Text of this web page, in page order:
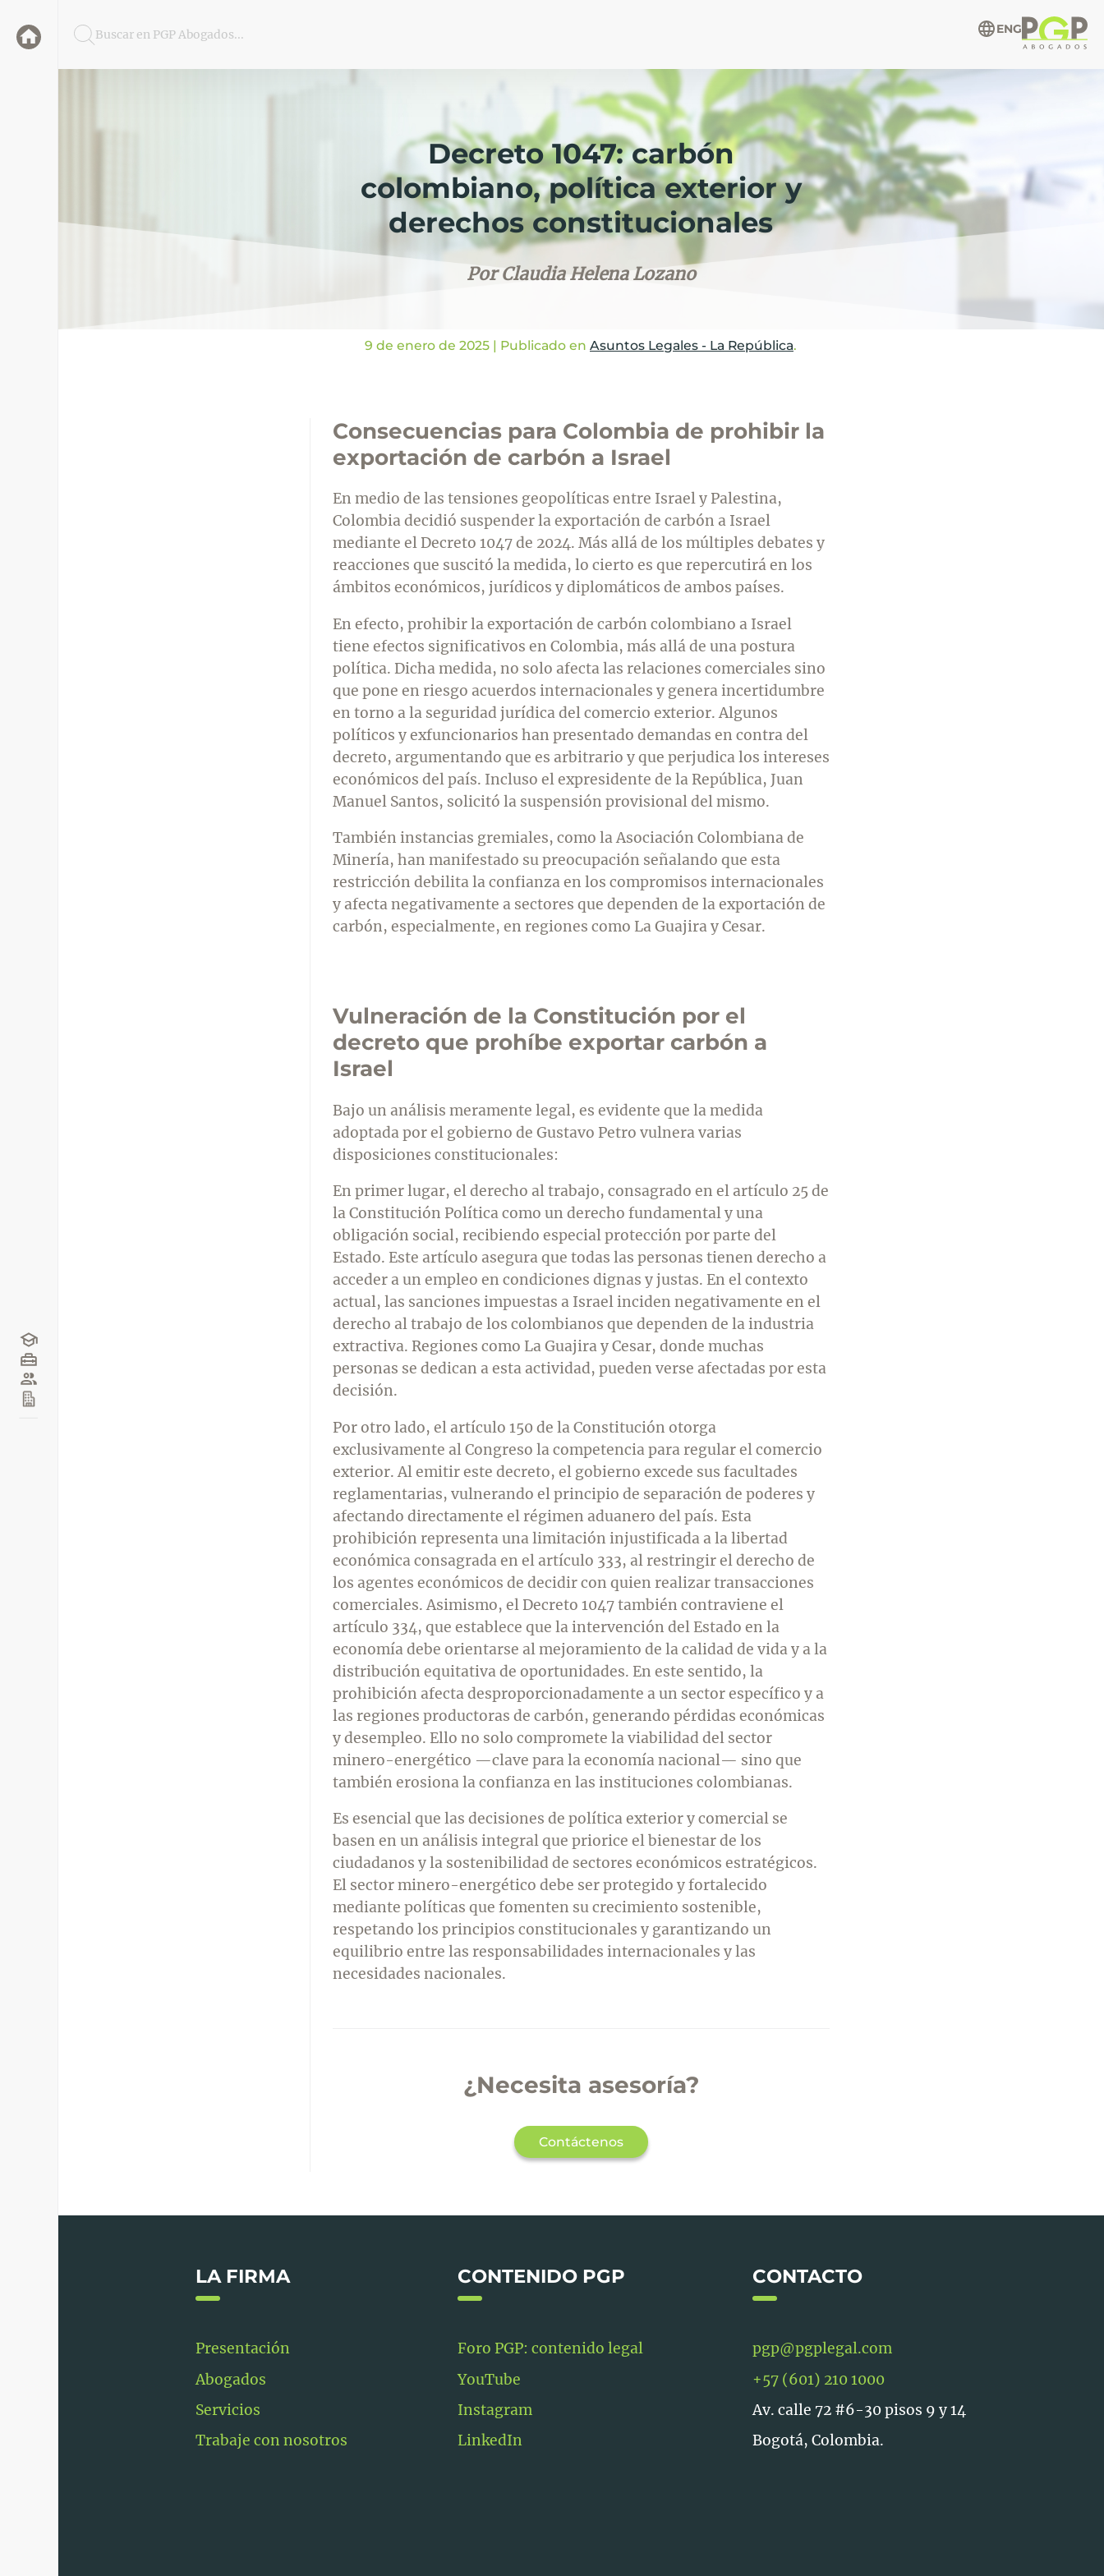
Buscar en PGP Abogados... ENG
Decreto 1047: carbón
colombiano, política exterior y
derechos constitucionales
Por Claudia Helena Lozano
9 de enero de 2025 | Publicado en Asuntos Legales - La República.
Consecuencias para Colombia de prohibir la
exportación de carbón a Israel
En medio de las tensiones geopolíticas entre Israel y Palestina,
Colombia decidió suspender la exportación de carbón a Israel
mediante el Decreto 1047 de 2024. Más allá de los múltiples debates y
reacciones que suscitó la medida, lo cierto es que repercutirá en los
ámbitos económicos, jurídicos y diplomáticos de ambos países.
En efecto, prohibir la exportación de carbón colombiano a Israel
tiene efectos significativos en Colombia, más allá de una postura
política. Dicha medida, no solo afecta las relaciones comerciales sino
que pone en riesgo acuerdos internacionales y genera incertidumbre
en torno a la seguridad jurídica del comercio exterior. Algunos
políticos y exfuncionarios han presentado demandas en contra del
decreto, argumentando que es arbitrario y que perjudica los intereses
económicos del país. Incluso el expresidente de la República, Juan
Manuel Santos, solicitó la suspensión provisional del mismo.
También instancias gremiales, como la Asociación Colombiana de
Minería, han manifestado su preocupación señalando que esta
restricción debilita la confianza en los compromisos internacionales
y afecta negativamente a sectores que dependen de la exportación de
carbón, especialmente, en regiones como La Guajira y Cesar.
Vulneración de la Constitución por el
decreto que prohíbe exportar carbón a
Israel
Bajo un análisis meramente legal, es evidente que la medida
adoptada por el gobierno de Gustavo Petro vulnera varias
disposiciones constitucionales:
En primer lugar, el derecho al trabajo, consagrado en el artículo 25 de
la Constitución Política como un derecho fundamental y una
obligación social, recibiendo especial protección por parte del
Estado. Este artículo asegura que todas las personas tienen derecho a
acceder a un empleo en condiciones dignas y justas. En el contexto
actual, las sanciones impuestas a Israel inciden negativamente en el
derecho al trabajo de los colombianos que dependen de la industria
extractiva. Regiones como La Guajira y Cesar, donde muchas
personas se dedican a esta actividad, pueden verse afectadas por esta
decisión.
Por otro lado, el artículo 150 de la Constitución otorga
exclusivamente al Congreso la competencia para regular el comercio
exterior. Al emitir este decreto, el gobierno excede sus facultades
reglamentarias, vulnerando el principio de separación de poderes y
afectando directamente el régimen aduanero del país. Esta
prohibición representa una limitación injustificada a la libertad
económica consagrada en el artículo 333, al restringir el derecho de
los agentes económicos de decidir con quien realizar transacciones
comerciales. Asimismo, el Decreto 1047 también contraviene el
artículo 334, que establece que la intervención del Estado en la
economía debe orientarse al mejoramiento de la calidad de vida y a la
distribución equitativa de oportunidades. En este sentido, la
prohibición afecta desproporcionadamente a un sector específico y a
las regiones productoras de carbón, generando pérdidas económicas
y desempleo. Ello no solo compromete la viabilidad del sector
minero-energético —clave para la economía nacional— sino que
también erosiona la confianza en las instituciones colombianas.
Es esencial que las decisiones de política exterior y comercial se
basen en un análisis integral que priorice el bienestar de los
ciudadanos y la sostenibilidad de sectores económicos estratégicos.
El sector minero-energético debe ser protegido y fortalecido
mediante políticas que fomenten su crecimiento sostenible,
respetando los principios constitucionales y garantizando un
equilibrio entre las responsabilidades internacionales y las
necesidades nacionales.
¿Necesita asesoría?
Contáctenos
LA FIRMA
Presentación
Abogados
Servicios
Trabaje con nosotros
CONTENIDO PGP
Foro PGP: contenido legal
YouTube
Instagram
LinkedIn
CONTACTO
pgp@pgplegal.com
+57 (601) 210 1000
Av. calle 72 #6-30 pisos 9 y 14
Bogotá, Colombia.